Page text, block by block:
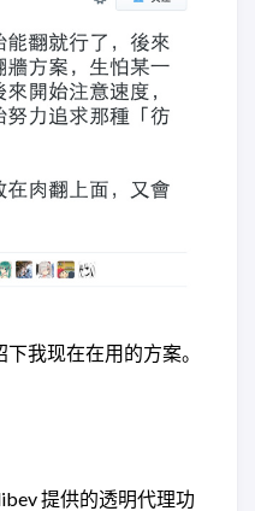
我现在在用的方案。
提供的透明代理功